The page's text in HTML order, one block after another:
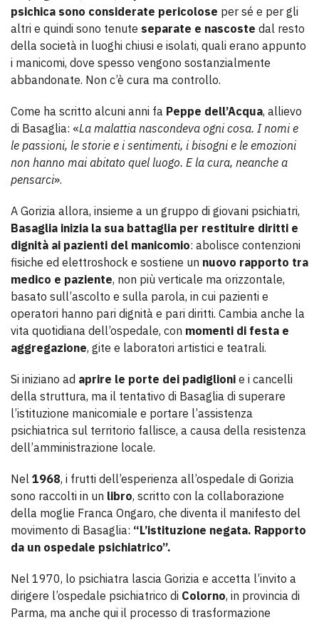
psichica sono considerate pericolose per sé e per gli
altri e quindi sono tenute separate e nascoste dal resto
della società in luoghi chiusi e isolati, quali erano appunto
i manicomi, dove spesso vengono sostanzialmente
abbandonate. Non c’è cura ma controllo.
Come ha scritto alcuni anni fa Peppe dell’Acqua, allievo
di Basaglia: «La malattia nascondeva ogni cosa. I nomi e
le passioni, le storie e i sentimenti, i bisogni e le emozioni
non hanno mai abitato quel luogo. E la cura, neanche a
pensarci».
A Gorizia allora, insieme a un gruppo di giovani psichiatri,
Basaglia inizia la sua battaglia per restituire diritti e
dignità ai pazienti del manicomio: abolisce contenzioni
fisiche ed elettroshock e sostiene un nuovo rapporto tra
medico e paziente, non più verticale ma orizzontale,
basato sull’ascolto e sulla parola, in cui pazienti e
operatori hanno pari dignità e pari diritti. Cambia anche la
vita quotidiana dell’ospedale, con momenti di festa e
aggregazione, gite e laboratori artistici e teatrali.
Si iniziano ad aprire le porte dei padiglioni e i cancelli
della struttura, ma il tentativo di Basaglia di superare
l’istituzione manicomiale e portare l’assistenza
psichiatrica sul territorio fallisce, a causa della resistenza
dell’amministrazione locale.
Nel 1968, i frutti dell’esperienza all’ospedale di Gorizia
sono raccolti in un libro, scritto con la collaborazione
della moglie Franca Ongaro, che diventa il manifesto del
movimento di Basaglia: “L’istituzione negata. Rapporto
da un ospedale psichiatrico”.
Nel 1970, lo psichiatra lascia Gorizia e accetta l’invito a
dirigere l’ospedale psichiatrico di Colorno, in provincia di
Parma, ma anche qui il processo di trasformazione